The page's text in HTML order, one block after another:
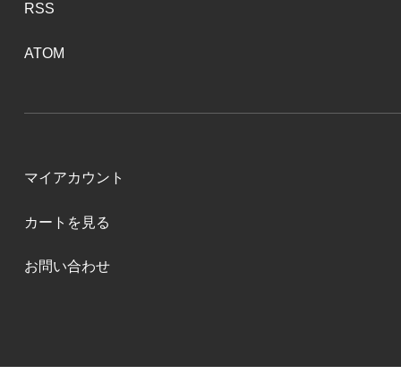
RSS
ATOM
マイアカウント
カートを見る
お問い合わせ